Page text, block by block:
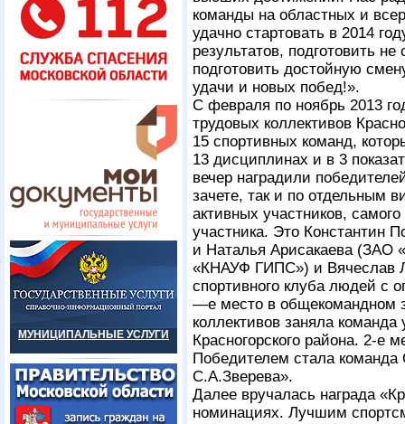
МУНИЦИПАЛЬНЫЕ УСЛУГИ
команды на областных и
удачно стартовать в 2014
результатов, подготовить
подготовить достойную
удачи и новых побед!».
С февраля по ноябрь 2013
трудовых коллективов
15 спортивных команд,
13 дисциплинах и в 3
вечер наградили
зачете, так и по отдельным
активных участников,
участника. Это Константин
и Наталья Арисакаева
«КНАУФ ГИПС») и Вячеслав
спортивного клуба людей с
—е место в общекомандном
коллективов заняла
Красногорского района. 2-е
Победителем стала
С.А.Зверева».
Далее вручалась награда
номинациях. Лучшим